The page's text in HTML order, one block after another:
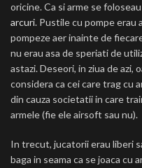
oricine. Ca si arme se
arcuri. Pustile cu pompe erau
pompeze aer inainte de
nu erau asa de speriati de
astazi. Deseori, in ziua de azi,
considera ca cei care trag cu
din cauza societatii in care
armele (fie ele airsoft sau nu).
In trecut, jucatorii erau liberi
baga in seama ca se joaca cu